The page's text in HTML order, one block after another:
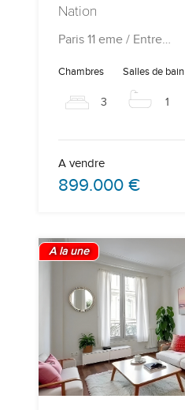
Nation
Paris 11 eme / Entre…
Chambres
3
Salles de bain
1
A vendre
899.000 €
A la une